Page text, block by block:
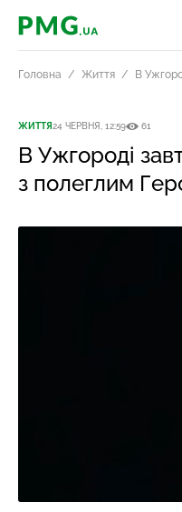
PMG.ua
Головна Життя В
ЖИТТЯ24 ЧЕРВНЯ, 12:59 61
В Ужгороді
з полеглим